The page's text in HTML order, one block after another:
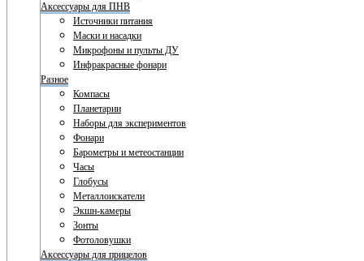
Аксессуары для ПНВ
Источники питания
Маски и насадки
Микрофоны и пульты ДУ
Инфракрасные фонари
Разное
Компасы
Планетарии
Наборы для экспериментов
Фонари
Барометры и метеостанции
Часы
Глобусы
Металлоискатели
Экшн-камеры
Зонты
Фотоловушки
Аксессуары для прицелов